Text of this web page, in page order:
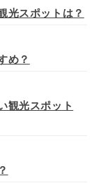
光スポットは？
め？
観光スポット